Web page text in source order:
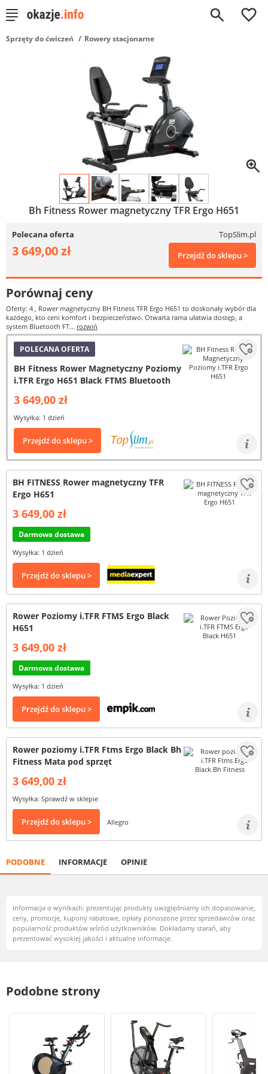
0
Sprzęty do ćwiczeń Rowery stacjonarne
Bh Fitness Rower magnetyczny TFR Ergo H651
Polecana oferta TopSlim.pl
3 649,00 zł Przejdź do sklepu >
Porównaj ceny
Oferty: 4 , Rower magnetyczny BH Fitness TFR Ergo H651 to doskonały wybór dla
każdego, kto ceni komfort i bezpieczeństwo. Otwarta rama ułatwia dostęp, a
system Bluetooth FT... rozwiń
POLECANA OFERTA
BH Fitness Rower Magnetyczny Poziomy
i.TFR Ergo H651 Black FTMS Bluetooth
3 649,00 zł
Wysyłka: 1 dzień
Przejdź do sklepu >
BH FITNESS Rower magnetyczny TFR
Ergo H651
3 649,00 zł
Darmowa dostawa
Wysyłka: 1 dzień
Przejdź do sklepu >
Rower Poziomy i.TFR FTMS Ergo Black
H651
3 649,00 zł
Darmowa dostawa
Wysyłka: 1 dzień
Przejdź do sklepu >
Rower poziomy i.TFR Ftms Ergo Black Bh
Fitness Mata pod sprzęt
3 649,00 zł
Wysyłka: Sprawdź w sklepie
Przejdź do sklepu > Allegro
PODOBNE INFORMACJE OPINIE
Informacja o wynikach: prezentując produkty uwzględniamy ich dopasowanie,
ceny, promocje, kupony rabatowe, opłaty ponoszone przez sprzedawców oraz
popularność produktów wśród użytkowników. Dokładamy starań, aby
prezentować wysokiej jakości i aktualne informacje.
Podobne strony